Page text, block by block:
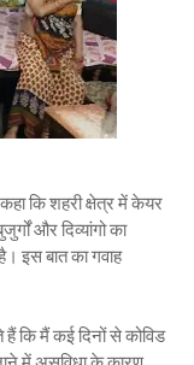
कि शहरी क्षेत्र में केयर
और दिव्यांगो का
इस बात का गवाह
कि मैं कई दिनों से कोविड